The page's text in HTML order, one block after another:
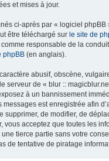
et mises à jour.
ci-après par « logiciel
être téléchargé sur le site de
responsable de la
phpBB (en anglais).
abusif, obscène,
serveur de « blur ::
à un bannissement
messages est enregistrée afin
supprimer, de modifier, de
vous acceptez que toutes les
tierce partie sans votre
de tentative de piratage